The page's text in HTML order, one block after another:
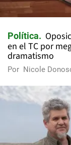
Política
en el TC por
dramatismo
Por Nicole